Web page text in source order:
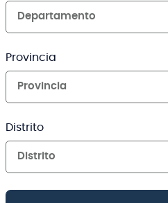
Departamento
Provincia
Provincia
Distrito
Distrito